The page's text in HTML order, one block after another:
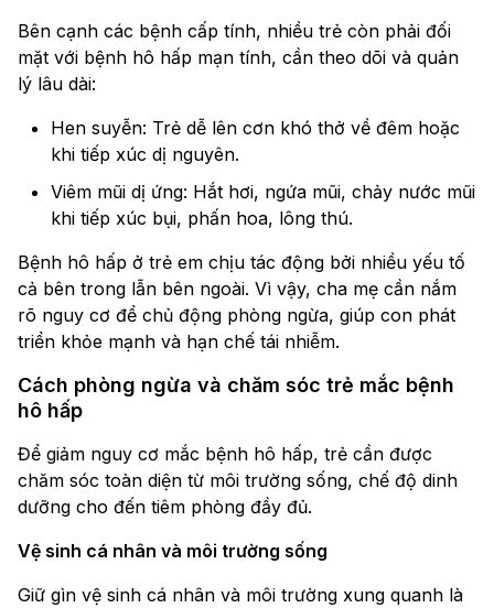
Bên cạnh các bệnh cấp tính, nhiều trẻ còn phải đối
mặt với bệnh hô hấp mạn tính, cần theo dõi và quản
lý lâu dài:
Hen suyễn: Trẻ dễ lên cơn khó thở về đêm hoặc
khi tiếp xúc dị nguyên.
Viêm mũi dị ứng: Hắt hơi, ngứa mũi, chảy nước mũi
khi tiếp xúc bụi, phấn hoa, lông thú.
Bệnh hô hấp ở trẻ em chịu tác động bởi nhiều yếu tố
cả bên trong lẫn bên ngoài. Vì vậy, cha mẹ cần nắm
rõ nguy cơ để chủ động phòng ngừa, giúp con phát
triển khỏe mạnh và hạn chế tái nhiễm.
Cách phòng ngừa và chăm sóc trẻ mắc bệnh
hô hấp
Để giảm nguy cơ mắc bệnh hô hấp, trẻ cần được
chăm sóc toàn diện từ môi trường sống, chế độ dinh
dưỡng cho đến tiêm phòng đầy đủ.
Vệ sinh cá nhân và môi trường sống
Giữ gìn vệ sinh cá nhân và môi trường xung quanh là